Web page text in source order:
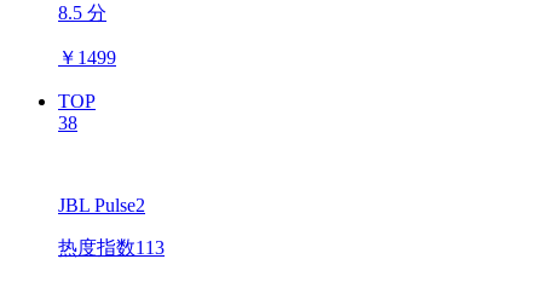
8.5 分
￥ 1499
TOP
38
JBL Pulse2
热度指数113